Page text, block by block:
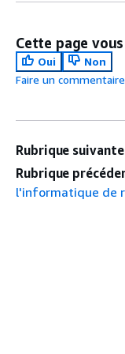
Cette page
Oui
Non
Faire un commentaire
Rubrique
Rubrique
l'informatique de